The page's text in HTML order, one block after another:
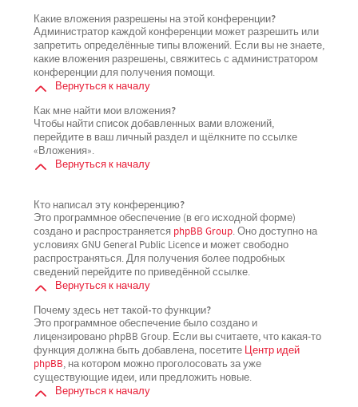
Какие вложения разрешены на этой конференции?
Администратор каждой конференции может разрешить или
запретить определённые типы вложений. Если вы не знаете,
какие вложения разрешены, свяжитесь с администратором
конференции для получения помощи.
Вернуться к началу
Как мне найти мои вложения?
Чтобы найти список добавленных вами вложений,
перейдите в ваш личный раздел и щёлкните по ссылке
«Вложения».
Вернуться к началу
Кто написал эту конференцию?
Это программное обеспечение (в его исходной форме)
создано и распространяется phpBB Group. Оно доступно на
условиях GNU General Public Licence и может свободно
распространяться. Для получения более подробных
сведений перейдите по приведённой ссылке.
Вернуться к началу
Почему здесь нет такой-то функции?
Это программное обеспечение было создано и
лицензировано phpBB Group. Если вы считаете, что какая-то
функция должна быть добавлена, посетите Центр идей
phpBB, на котором можно проголосовать за уже
существующие идеи, или предложить новые.
Вернуться к началу